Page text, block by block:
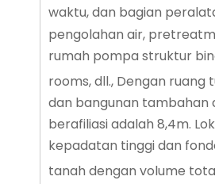
waktu, dan bagian
pengolahan air,
rumah pompa struktur
rooms, dll., Dengan ruang
dan bangunan tambahan
berafiliasi adalah 8,4m.
kepadatan tinggi dan
tanah dengan volume